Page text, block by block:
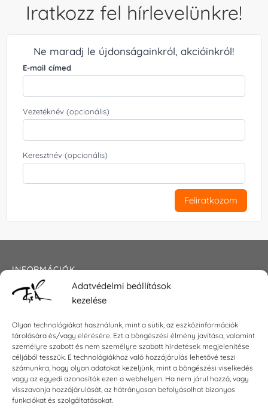
Adatvédelmi beállítások
kezelése
Olyan technológiákat használunk, mint a sütik, az eszközinformációk
tárolására és/vagy elérésére. Ezt a böngészési élmény javítása, valamint
személyre szabott és nem személyre szabott hirdetések megjelenítése
céljából tesszük. E technológiákhoz való hozzájárulás lehetővé teszi
számunkra, hogy olyan adatokat kezeljünk, mint a böngészési viselkedés
vagy az egyedi azonosítók ezen a webhelyen. Ha nem járul hozzá, vagy
visszavonja hozzájárulását, az hátrányosan befolyásolhat bizonyos
funkciókat és szolgáltatásokat.
Iratkozz fel hírlevelünkre!
Ne maradj le újdonságainkról, akcióinkról!
E-mail címed
Vezetéknév (opcionális)
Keresztnév (opcionális)
Feliratkozom
INFORMÁCIÓK
Általános szerződési feltételek
Impresszum
KAPCSOLAT
E-mail:shop@torokszilvi.com
Telefon: +36 30 6767872